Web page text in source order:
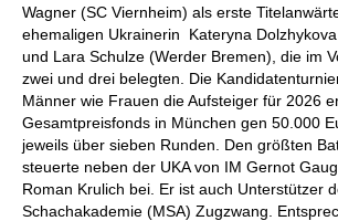
Wagner (SC Viernheim) als erste
ehemaligen Ukrainerin Kateryna
und Lara Schulze (Werder Bremen), die im
zwei und drei belegten. Die
Männer wie Frauen die Aufsteiger für 2026
Gesamtpreisfonds in München gen 50.000
jeweils über sieben Runden. Den größten
steuerte neben der UKA von IM Gernot
Roman Krulich bei. Er ist auch Unterstützer
Schachakademie (MSA) Zugzwang.